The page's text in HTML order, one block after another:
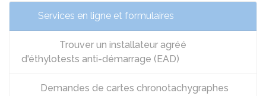
Services en ligne et formulaires
Trouver un installateur agréé
d'éthylotests anti-démarrage (EAD)
Demandes de cartes chronotachygraphes